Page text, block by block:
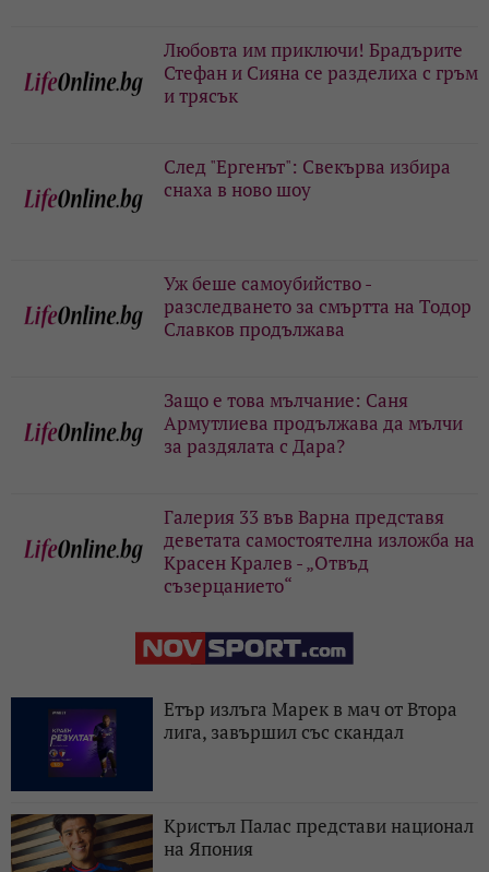
Любовта им приключи! Брадърите
Стефан и Сияна се разделиха с гръм
и трясък
След "Ергенът": Свекърва избира
снаха в ново шоу
Уж беше самоубийство -
разследването за смъртта на Тодор
Славков продължава
Защо е това мълчание: Саня
Армутлиева продължава да мълчи
за раздялата с Дара?
Галерия 33 във Варна представя
деветата самостоятелна изложба на
Красен Кралев - „Отвъд
съзерцанието“
Етър излъга Марек в мач от Втора
лига, завършил със скандал
Кристъл Палас представи национал
на Япония